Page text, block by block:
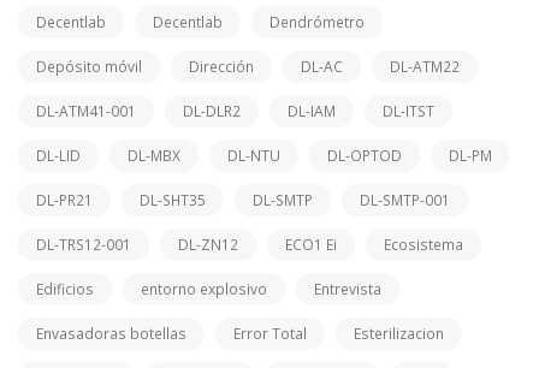
Decentlab Decentlab Dendrómetro
Depósito móvil Dirección DL-AC DL-ATM22
DL-ATM41-001 DL-DLR2 DL-IAM DL-ITST
DL-LID DL-MBX DL-NTU DL-OPTOD DL-PM
DL-PR21 DL-SHT35 DL-SMTP DL-SMTP-001
DL-TRS12-001 DL-ZN12 ECO1 Ei Ecosistema
Edificios entorno explosivo Entrevista
Envasadoras botellas Error Total Esterilizacion